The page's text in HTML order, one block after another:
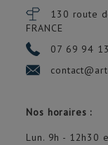
130 route
FRANCE
07 69 94
Nos horaires :
Lun. 9h - 12h30